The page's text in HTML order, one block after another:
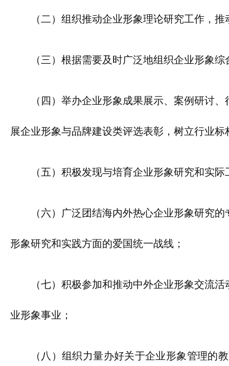
（二）组织推动企业形象理论研究工作，
（三）根据需要及时广泛地组织企业形象
（四）举办企业形象成果展示、案例研讨
展企业形象与品牌建设类评选表彰，树立行业
（五）积极发现与培育企业形象研究和实
（六）广泛团结海内外热心企业形象研究
形象研究和实践方面的爱国统一战线；
（七）积极参加和推动中外企业形象交流
业形象事业；
（八）组织力量办好关于企业形象管理的